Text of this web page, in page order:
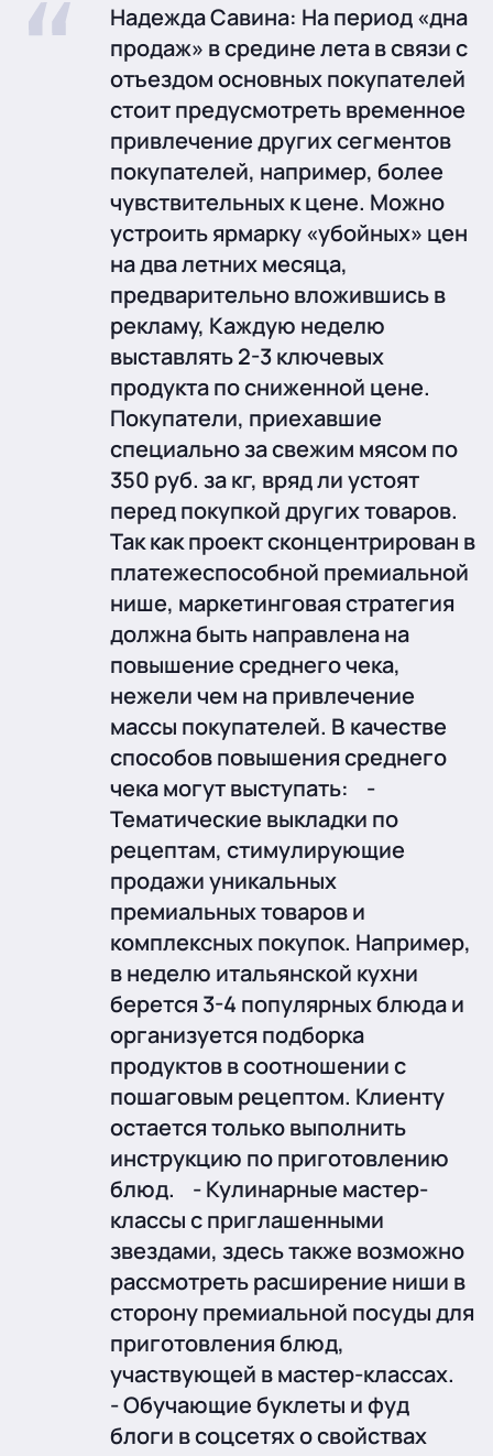
Надежда Савина: На период «дна
продаж» в средине лета в связи с
отъездом основных покупателей
стоит предусмотреть временное
привлечение других сегментов
покупателей, например, более
чувствительных к цене. Можно
устроить ярмарку «убойных» цен
на два летних месяца,
предварительно вложившись в
рекламу, Каждую неделю
выставлять 2-3 ключевых
продукта по сниженной цене.
Покупатели, приехавшие
специально за свежим мясом по
350 руб. за кг, вряд ли устоят
перед покупкой других товаров.
Так как проект сконцентрирован в
платежеспособной премиальной
нише, маркетинговая стратегия
должна быть направлена на
повышение среднего чека,
нежели чем на привлечение
массы покупателей. В качестве
способов повышения среднего
чека могут выступать: -
Тематические выкладки по
рецептам, стимулирующие
продажи уникальных
премиальных товаров и
комплексных покупок. Например,
в неделю итальянской кухни
берется 3-4 популярных блюда и
организуется подборка
продуктов в соотношении с
пошаговым рецептом. Клиенту
остается только выполнить
инструкцию по приготовлению
блюд. - Кулинарные мастер-
классы с приглашенными
звездами, здесь также возможно
рассмотреть расширение ниши в
сторону премиальной посуды для
приготовления блюд,
участвующей в мастер-классах.
- Обучающие буклеты и фуд
блоги в соцсетях о свойствах